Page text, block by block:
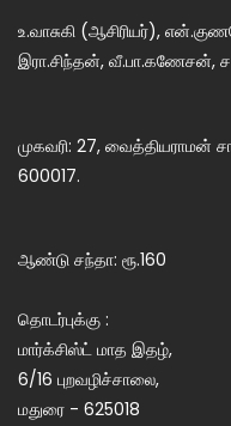
உ.வாசுகி (ஆசிரியர்),
இரா.சிந்தன், வீ.பா.கணேசன்,
முகவரி: 27, வைத்தியராமன்
600017.
ஆண்டு சந்தா: ரூ.160
தொடர்புக்கு :
மார்க்சிஸ்ட் மாத இதழ்,
6/16 புறவழிச்சாலை,
மதுரை - 625018